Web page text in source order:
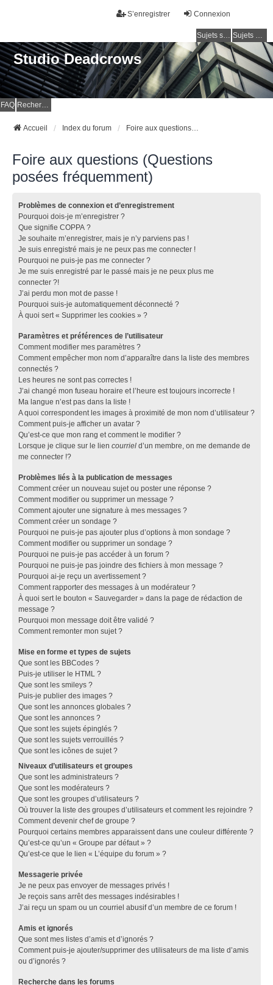
Connexion
S’enregistrer
Sujets sans réponse Sujets actifs
Studio Deadcrows
FAQ Rechercher
Accueil Index du forum Foire aux questions (Questions posées fréquemment)
Foire aux questions (Questions
posées fréquemment)
Problèmes de connexion et d’enregistrement
Pourquoi dois-je m’enregistrer ?
Que signifie COPPA ?
Je souhaite m’enregistrer, mais je n’y parviens pas !
Je suis enregistré mais je ne peux pas me connecter !
Pourquoi ne puis-je pas me connecter ?
Je me suis enregistré par le passé mais je ne peux plus me
connecter ?!
J’ai perdu mon mot de passe !
Pourquoi suis-je automatiquement déconnecté ?
À quoi sert « Supprimer les cookies » ?
Paramètres et préférences de l’utilisateur
Comment modifier mes paramètres ?
Comment empêcher mon nom d’apparaître dans la liste des membres
connectés ?
Les heures ne sont pas correctes !
J’ai changé mon fuseau horaire et l’heure est toujours incorrecte !
Ma langue n’est pas dans la liste !
A quoi correspondent les images à proximité de mon nom d’utilisateur ?
Comment puis-je afficher un avatar ?
Qu’est-ce que mon rang et comment le modifier ?
Lorsque je clique sur le lien courriel d’un membre, on me demande de
me connecter !?
Problèmes liés à la publication de messages
Comment créer un nouveau sujet ou poster une réponse ?
Comment modifier ou supprimer un message ?
Comment ajouter une signature à mes messages ?
Comment créer un sondage ?
Pourquoi ne puis-je pas ajouter plus d’options à mon sondage ?
Comment modifier ou supprimer un sondage ?
Pourquoi ne puis-je pas accéder à un forum ?
Pourquoi ne puis-je pas joindre des fichiers à mon message ?
Pourquoi ai-je reçu un avertissement ?
Comment rapporter des messages à un modérateur ?
À quoi sert le bouton « Sauvegarder » dans la page de rédaction de
message ?
Pourquoi mon message doit être validé ?
Comment remonter mon sujet ?
Mise en forme et types de sujets
Que sont les BBCodes ?
Puis-je utiliser le HTML ?
Que sont les smileys ?
Puis-je publier des images ?
Que sont les annonces globales ?
Que sont les annonces ?
Que sont les sujets épinglés ?
Que sont les sujets verrouillés ?
Que sont les icônes de sujet ?
Niveaux d’utilisateurs et groupes
Que sont les administrateurs ?
Que sont les modérateurs ?
Que sont les groupes d’utilisateurs ?
Où trouver la liste des groupes d’utilisateurs et comment les rejoindre ?
Comment devenir chef de groupe ?
Pourquoi certains membres apparaissent dans une couleur différente ?
Qu’est-ce qu’un « Groupe par défaut » ?
Qu’est-ce que le lien « L’équipe du forum » ?
Messagerie privée
Je ne peux pas envoyer de messages privés !
Je reçois sans arrêt des messages indésirables !
J’ai reçu un spam ou un courriel abusif d’un membre de ce forum !
Amis et ignorés
Que sont mes listes d’amis et d’ignorés ?
Comment puis-je ajouter/supprimer des utilisateurs de ma liste d’amis
ou d’ignorés ?
Recherche dans les forums